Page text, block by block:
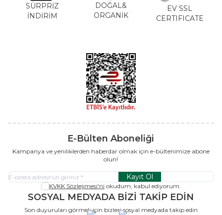
SÜRPRİZ
İNDİRİM
DOĞAL&
ORGANİK
EV SSL
CERTIFICATE
E-Bülten Aboneliği
Kampanya ve yeniliklerden haberdar olmak için e-bültenimize abone
olun!
Kayıt Ol
KVKK Sözleşmesi'ni okudum, kabul ediyorum.
SOSYAL MEDYADA BİZİ TAKİP EDİN
Son duyuruları görmek için bizleri sosyal medyada takip edin